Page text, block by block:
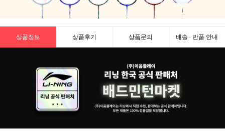
상품정보 상품후기 상품문의 배송 · 반품 안내